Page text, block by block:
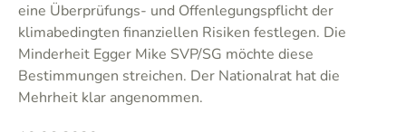
eine Überprüfungs- und Offenlegungspflicht der
klimabedingten finanziellen Risiken festlegen. Die
Minderheit Egger Mike SVP/SG möchte diese
Bestimmungen streichen. Der Nationalrat hat die
Mehrheit klar angenommen.